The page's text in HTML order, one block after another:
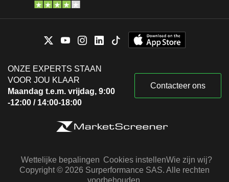
ONZE EXPERTS STAAN
VOOR JOU KLAAR
Maandag t.e.m. vrijdag, 9:00
-12:00 / 14:00-18:00
Contacteer ons
Wettelijke bepalingen Cookies instellenWie zijn wij?
Copyright © 2026 Surperformance SAS. Alle rechten
voorbehouden.